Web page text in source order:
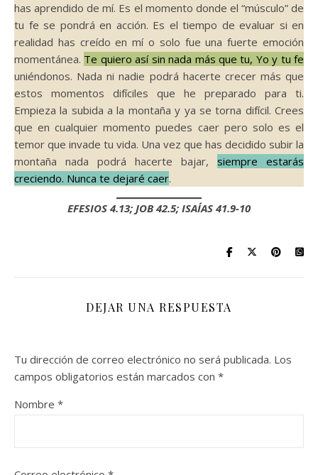
has aprendido de mí. Es el momento donde el “músculo” de
tu fe se pondrá en acción. Es el tiempo de evaluar si en
realidad has creído en mí o solo fue una fuerte emoción
momentánea. Te quiero así sin nada más que tu, Yo y tu fe
uniéndonos. Nada ni nadie podrá hacerte crecer más que
estos momentos difíciles que he preparado para ti.
Empieza la subida a la montaña y ya se torna difícil. Crees
que en cualquier momento puedes caer pero solo es el
temor que invade tu vida. Una vez que has decidido subir la
montaña nada podrá hacerte bajar, siempre estarás
creciendo. Nunca te dejaré caer.
EFESIOS 4.13; JOB 42.5; ISAÍAS 41.9-10
DEJAR UNA RESPUESTA
Tu dirección de correo electrónico no será publicada. Los
campos obligatorios están marcados con *
Nombre *